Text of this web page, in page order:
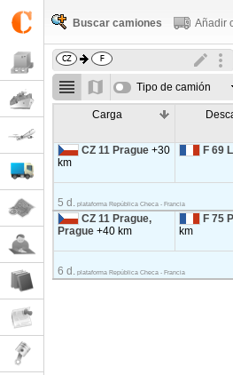
Buscar camiones Añadir
Tipo de camión
Carga
CZ 11 Prague+30
km
F 69
5 d. plataforma República Checa - Francia
CZ 11 Prague,
Prague+40 km
F 75
km
6 d. plataforma República Checa - Francia